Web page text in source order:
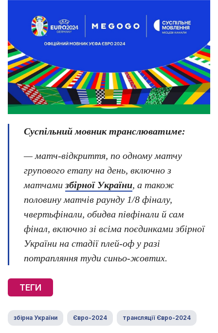
Суспільний мовник транслюватиме:
— матч-відкриття, по одному матчу
групового етапу на день, включно з
матчамизбірної України, а також
половину матчів раунду 1/8 фіналу,
чвертьфінали, обидва півфінали й сам
фінал, включно зі всіма поєдинками збірної
України на стадії плей-оф у разі
потрапляння туди синьо-жовтих.
ТЕГИ
збірна України Євро-2024 трансляції Євро-2024